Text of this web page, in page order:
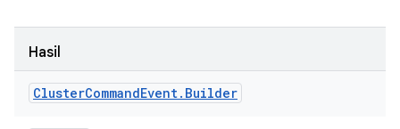
Hasil
ClusterCommandEvent. Builder